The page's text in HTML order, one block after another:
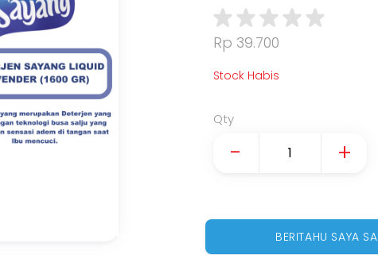
Rp 39.700
Stock Habis
Qty
+
-
BERITAHU SAYA